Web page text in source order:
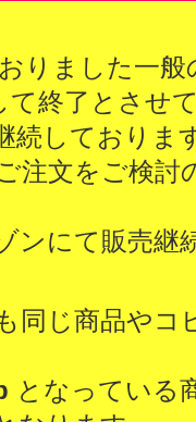
りました一
て終了とさせ
続しておりま
注文をご検討
ンにて販売継
同じ商品やコ
となっている